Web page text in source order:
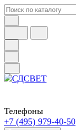
Телефоны
+7 (495) 979-40-50